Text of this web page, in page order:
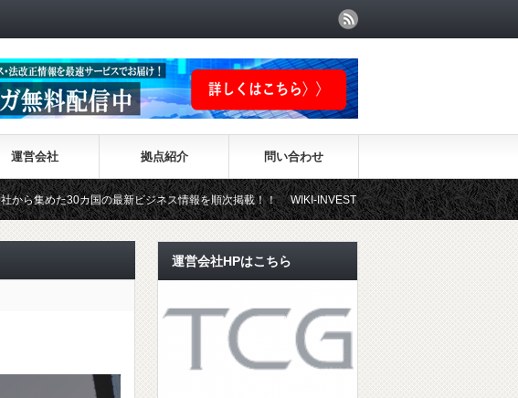
運営会社 拠点紹介 問い合わせ
国の最新ビジネス情報を順次掲載！！ WIKI-INVESTMENTはこちらから！
運営会社HPはこちら